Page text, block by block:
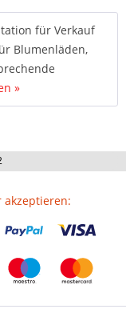
für Verkauf
Blumenläden,
»
akzeptieren: